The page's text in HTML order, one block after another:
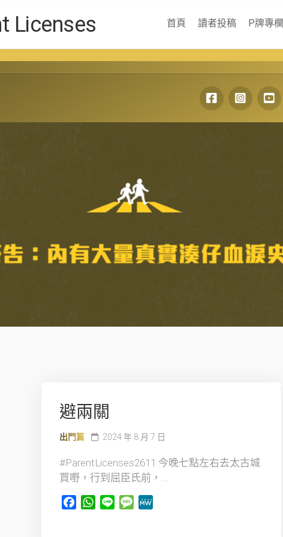
Licenses 首頁 讀者投稿 P牌專欄
避兩關
出門篇 2024 年 8 月 7 日
#ParentLicenses2611 今晚七點左右去太古城
買嘢，行到屈臣氏前，...
FacebookWhatsApp
Line Message